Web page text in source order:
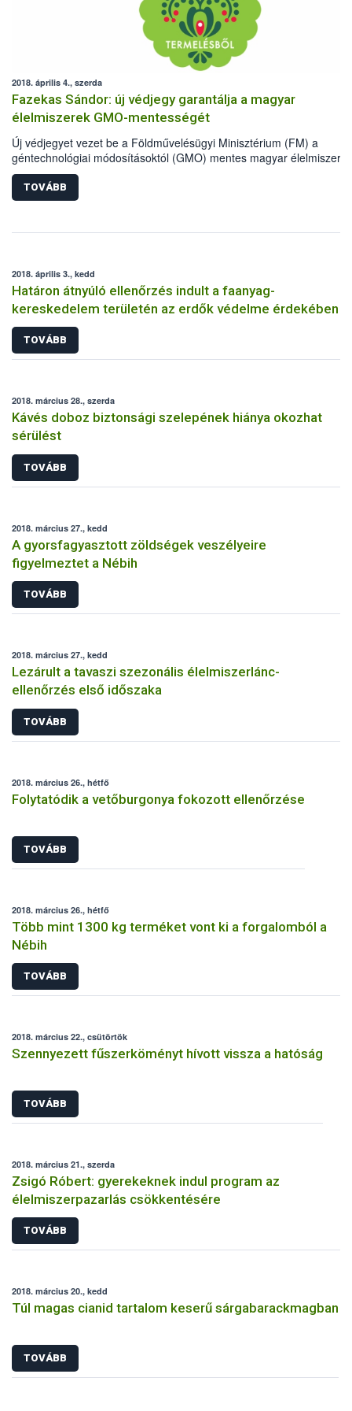
2018. április 4., szerda
Fazekas Sándor: új védjegy garantálja a magyar
élelmiszerek GMO-mentességét
Új védjegyet vezet be a Földművelésügyi Minisztérium (FM) a
géntechnológiai módosításoktól (GMO) mentes magyar élelmiszerek
megkülönböztetésére - közölte Fazekas Sándor földművelésügyi
miniszter szerdán sajtótájékoztatón, Budapesten.
TOVÁBB
2018. április 3., kedd
Határon átnyúló ellenőrzés indult a faanyag-
kereskedelem területén az erdők védelme érdekében
TOVÁBB
2018. március 28., szerda
Kávés doboz biztonsági szelepének hiánya okozhat
sérülést
TOVÁBB
2018. március 27., kedd
A gyorsfagyasztott zöldségek veszélyeire
figyelmeztet a Nébih
TOVÁBB
2018. március 27., kedd
Lezárult a tavaszi szezonális élelmiszerlánc-
ellenőrzés első időszaka
TOVÁBB
2018. március 26., hétfő
Folytatódik a vetőburgonya fokozott ellenőrzése
TOVÁBB
2018. március 26., hétfő
Több mint 1300 kg terméket vont ki a forgalomból a
Nébih
TOVÁBB
2018. március 22., csütörtök
Szennyezett fűszerköményt hívott vissza a hatóság
TOVÁBB
2018. március 21., szerda
Zsigó Róbert: gyerekeknek indul program az
élelmiszerpazarlás csökkentésére
TOVÁBB
2018. március 20., kedd
Túl magas cianid tartalom keserű sárgabarackmagban
TOVÁBB